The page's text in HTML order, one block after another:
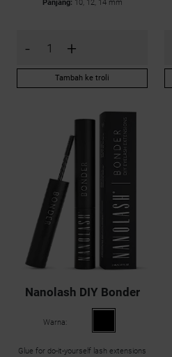
Panjang: 10, 12, 14 mm
- +
Tambah ke troli
Nanolash DIY Bonder
Warna:
Glue for do-it-yourself lash extensions